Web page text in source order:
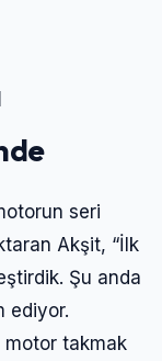
seri
Akşit, “İlk
Şu anda
ediyor.
motor takmak